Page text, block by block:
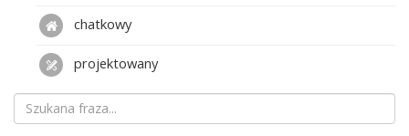
chatkowy
projektowany